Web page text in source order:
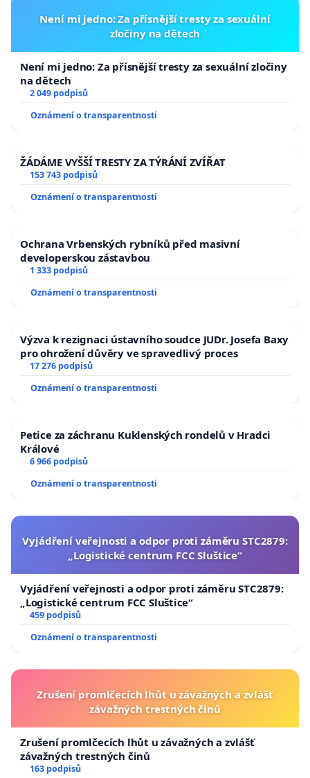
Není mi jedno: Za přísnější tresty za sexuální
zločiny na dětech
Není mi jedno: Za přísnější tresty za sexuální zločiny
na dětech
2 049 podpisů
Oznámení o transparentnosti
ŽÁDÁME VYŠŠÍ TRESTY ZA TÝRÁNÍ ZVÍŘAT
153 743 podpisů
Oznámení o transparentnosti
Ochrana Vrbenských rybníků před masivní
developerskou zástavbou
1 333 podpisů
Oznámení o transparentnosti
Výzva k rezignaci ústavního soudce JUDr. Josefa Baxy
pro ohrožení důvěry ve spravedlivý proces
17 276 podpisů
Oznámení o transparentnosti
Petice za záchranu Kuklenských rondelů v Hradci
Králové
6 966 podpisů
Oznámení o transparentnosti
Vyjádření veřejnosti a odpor proti záměru STC2879:
„Logistické centrum FCC Sluštice“
Vyjádření veřejnosti a odpor proti záměru STC2879:
„Logistické centrum FCC Sluštice“
459 podpisů
Oznámení o transparentnosti
Zrušení promlčecích lhůt u závažných a zvlášť
závažných trestných činů
Zrušení promlčecích lhůt u závažných a zvlášť
závažných trestných činů
163 podpisů